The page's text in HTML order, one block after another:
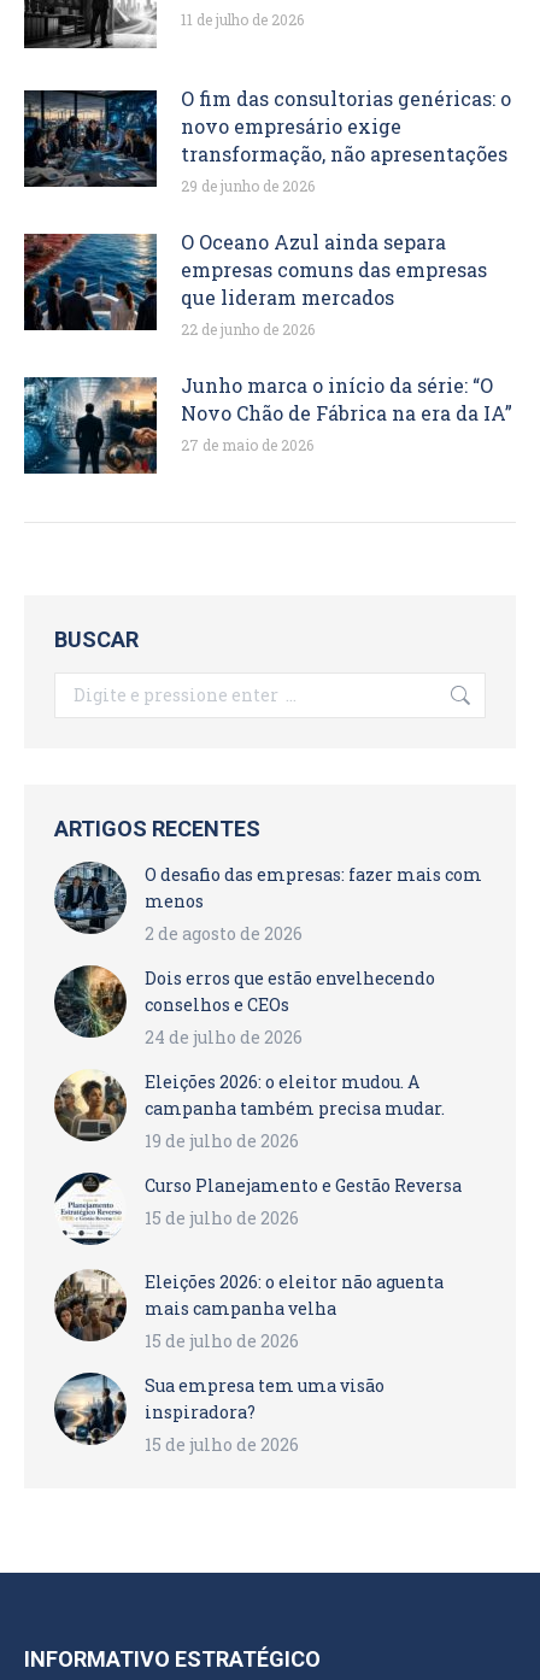
11 de julho de 2026
O fim das consultorias genéricas: o
novo empresário exige
transformação, não apresentações
29 de junho de 2026
O Oceano Azul ainda separa
empresas comuns das empresas
que lideram mercados
22 de junho de 2026
Junho marca o início da série: “O
Novo Chão de Fábrica na era da IA”
27 de maio de 2026
BUSCAR
Search:
ARTIGOS RECENTES
O desafio das empresas: fazer mais com
menos
2 de agosto de 2026
Dois erros que estão envelhecendo
conselhos e CEOs
24 de julho de 2026
Eleições 2026: o eleitor mudou. A
campanha também precisa mudar.
19 de julho de 2026
Curso Planejamento e Gestão Reversa
15 de julho de 2026
Eleições 2026: o eleitor não aguenta
mais campanha velha
15 de julho de 2026
Sua empresa tem uma visão
inspiradora?
15 de julho de 2026
INFORMATIVO ESTRATÉGICO